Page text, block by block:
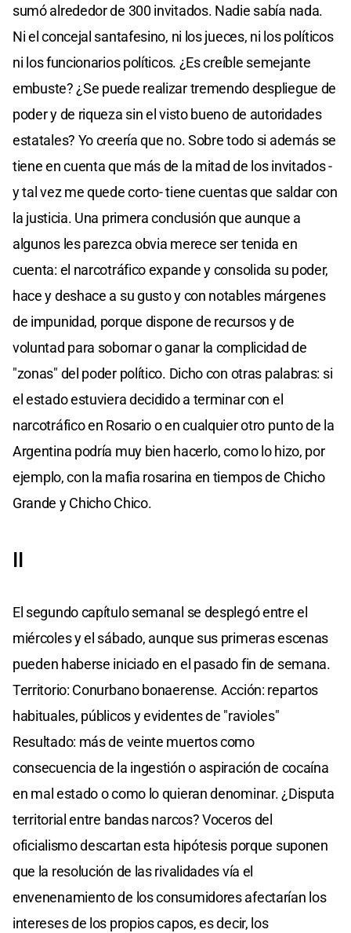
sumó alrededor de 300 invitados. Nadie sabía nada.
Ni el concejal santafesino, ni los jueces, ni los políticos
ni los funcionarios políticos. ¿Es creíble semejante
embuste? ¿Se puede realizar tremendo despliegue de
poder y de riqueza sin el visto bueno de autoridades
estatales? Yo creería que no. Sobre todo si además se
tiene en cuenta que más de la mitad de los invitados -
y tal vez me quede corto- tiene cuentas que saldar con
la justicia. Una primera conclusión que aunque a
algunos les parezca obvia merece ser tenida en
cuenta: el narcotráfico expande y consolida su poder,
hace y deshace a su gusto y con notables márgenes
de impunidad, porque dispone de recursos y de
voluntad para sobornar o ganar la complicidad de
"zonas" del poder político. Dicho con otras palabras: si
el estado estuviera decidido a terminar con el
narcotráfico en Rosario o en cualquier otro punto de la
Argentina podría muy bien hacerlo, como lo hizo, por
ejemplo, con la mafia rosarina en tiempos de Chicho
Grande y Chicho Chico.
II
El segundo capítulo semanal se desplegó entre el
miércoles y el sábado, aunque sus primeras escenas
pueden haberse iniciado en el pasado fin de semana.
Territorio: Conurbano bonaerense. Acción: repartos
habituales, públicos y evidentes de "ravioles"
Resultado: más de veinte muertos como
consecuencia de la ingestión o aspiración de cocaína
en mal estado o como lo quieran denominar. ¿Disputa
territorial entre bandas narcos? Voceros del
oficialismo descartan esta hipótesis porque suponen
que la resolución de las rivalidades vía el
envenenamiento de los consumidores afectarían los
intereses de los propios capos, es decir, los